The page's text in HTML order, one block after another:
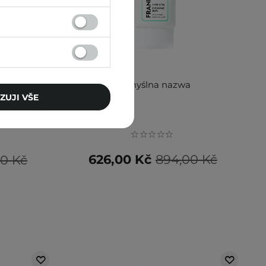
-
sérum
Kč
Domyślna nazwa
894,00 Kč
626,00 Kč
VŠE